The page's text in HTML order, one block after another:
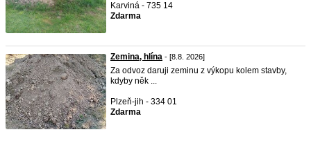
Karviná - 735 14
Zdarma
Zemina, hlína - [8.8. 2026]
Za odvoz daruji zeminu z výkopu kolem stavby,
kdyby něk ...
Plzeň-jih - 334 01
Zdarma